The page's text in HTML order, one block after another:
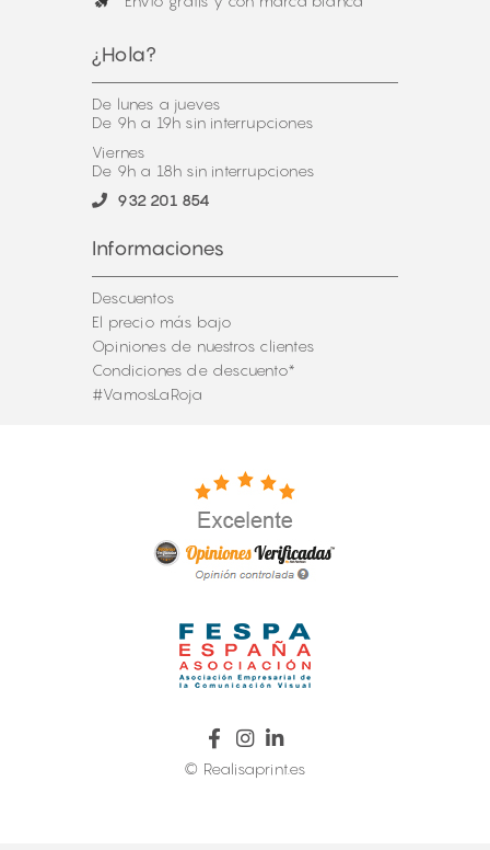
¿Hola?
De lunes a jueves
De 9h a 19h sin interrupciones
Viernes
De 9h a 18h sin interrupciones
932 201 854
Informaciones
Descuentos
El precio más bajo
Opiniones de nuestros clientes
Condiciones de descuento*
#VamosLaRoja
© Realisaprint.es